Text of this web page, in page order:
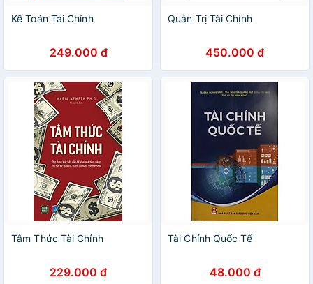
Kế Toán Tài Chính
249.000 đ
Quản Trị Tài Chính
450.000 đ
Tâm Thức Tài Chính
229.000 đ
Tài Chính Quốc Tế
48.000 đ